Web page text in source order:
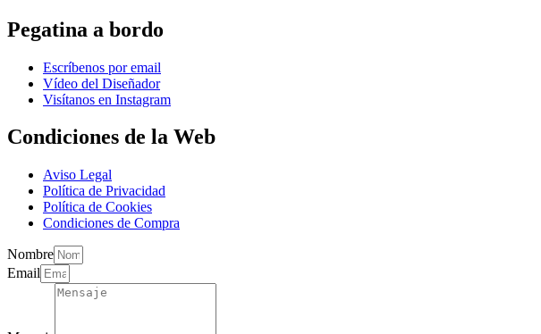
Pegatina a bordo
Escríbenos por email
Vídeo del Diseñador
Visítanos en Instagram
Condiciones de la Web
Aviso Legal
Política de Privacidad
Política de Cookies
Condiciones de Compra
Nombre
Email